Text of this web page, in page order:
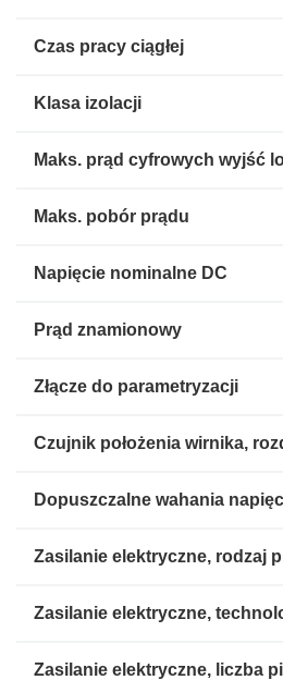
Czas pracy ciągłej
Klasa izolacji
Maks. prąd cyfrowych wyjść
Maks. pobór prądu
Napięcie nominalne DC
Prąd znamionowy
Złącze do parametryzacji
Czujnik położenia wirnika,
Dopuszczalne wahania
Zasilanie elektryczne, rodzaj
Zasilanie elektryczne,
Zasilanie elektryczne, liczba